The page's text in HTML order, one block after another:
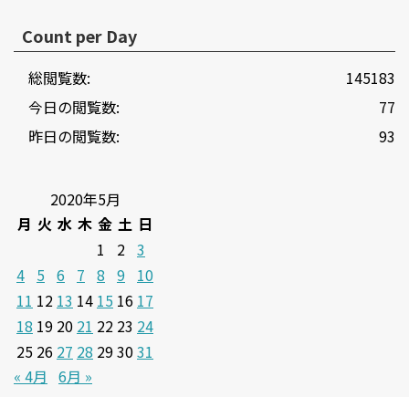
Count per Day
145183
総閲覧数:
77
今日の閲覧数:
93
昨日の閲覧数:
2020年5月
月 火 水 木 金 土 日
1
2 3
4 5 6 7 8 9 10
11 12 13 14 15 16 17
18 19 20 21 22 23 24
25 26 27 28 293031
« 4月 6月 »